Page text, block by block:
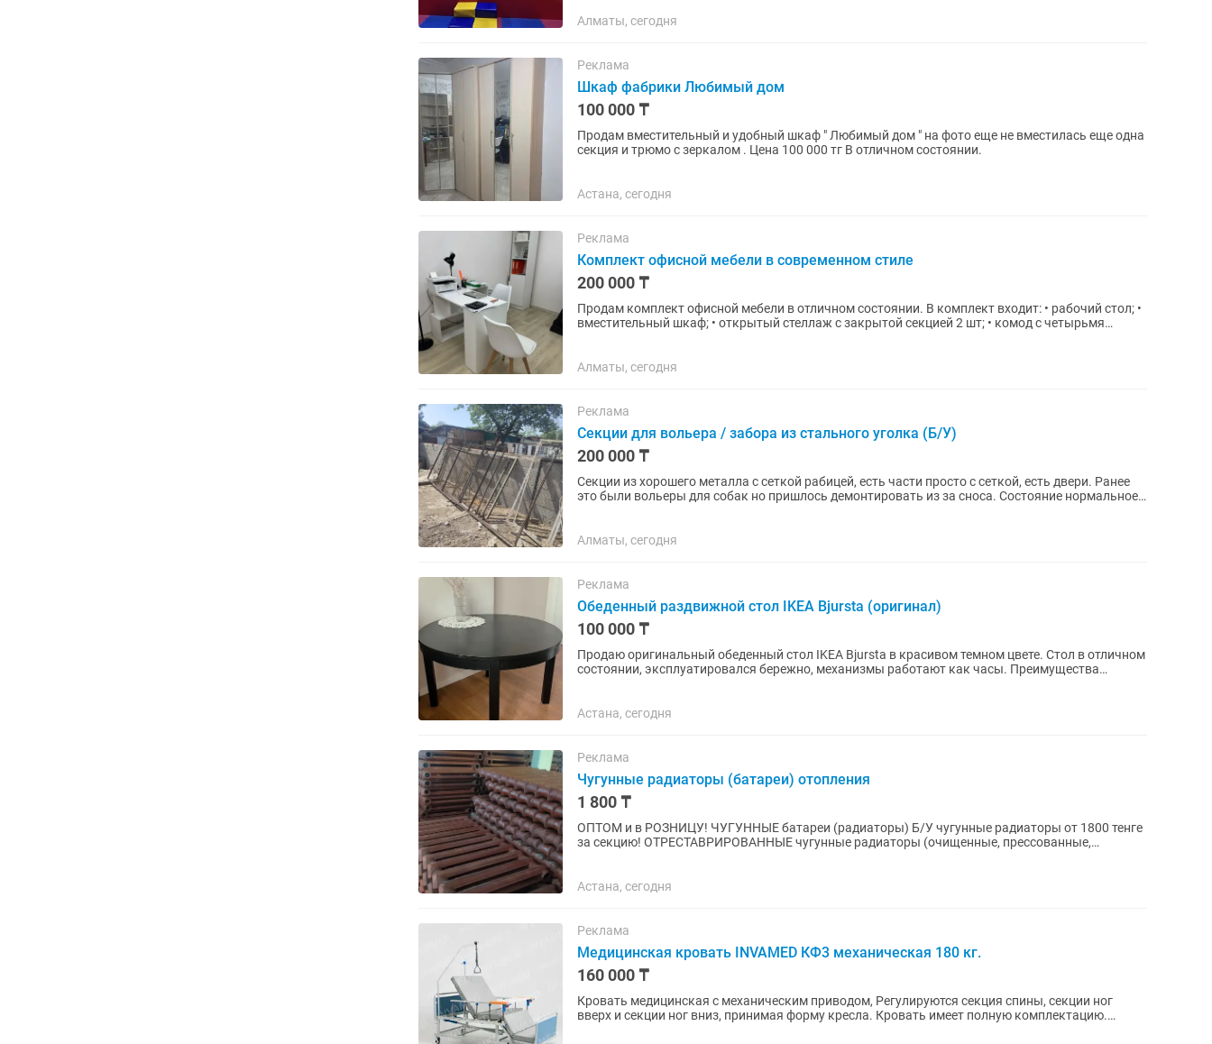
Алматы, сегодня
Реклама
Шкаф фабрики Любимый дом
100 000 ₸
Продам вместительный и удобный шкаф " Любимый дом " на фото еще не вместилась еще одна
секция и трюмо с зеркалом . Цена 100 000 тг В отличном состоянии.
Астана, сегодня
Реклама
Комплект офисной мебели в современном стиле
200 000 ₸
Продам комплект офисной мебели в отличном состоянии. В комплект входит: • рабочий стол; •
вместительный шкаф; • открытый стеллаж с закрытой секцией 2 шт; • комод с четырьмя
Алматы, сегодня
Реклама
Секции для вольера / забора из стального уголка (Б/У)
200 000 ₸
Секции из хорошего металла с сеткой рабицей, есть части просто с сеткой, есть двери. Ранее
это были вольеры для собак но пришлось демонтировать из за сноса. Состояние нормальное,
Алматы, сегодня
Реклама
Обеденный раздвижной стол IKEA Bjursta (оригинал)
100 000 ₸
Продаю оригинальный обеденный стол IKEA Bjursta в красивом темном цвете. Стол в отличном
состоянии, эксплуатировался бережно, механизмы работают как часы. Преимущества
Астана, сегодня
Реклама
Чугунные радиаторы (батареи) отопления
1 800 ₸
ОПТОМ и в РОЗНИЦУ! ЧУГУННЫЕ батареи (радиаторы) Б/У чугунные радиаторы от 1800 тенге
за секцию! ОТРЕСТАВРИРОВАННЫЕ чугунные радиаторы (очищенные, прессованные,
Астана, сегодня
Реклама
Медицинская кровать INVAMED КФ3 механическая 180 кг.
160 000 ₸
Кровать медицинская с механическим приводом, Регулируются секция спины, секции ног
вверх и секции ног вниз, принимая форму кресла. Кровать имеет полную комплектацию.